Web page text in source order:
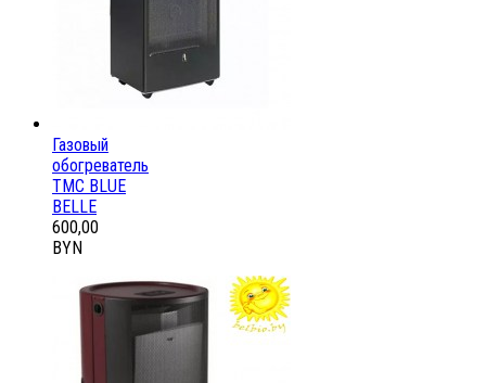
Газовый
обогреватель
ТМС BLUE
BELLE
600,00
BYN